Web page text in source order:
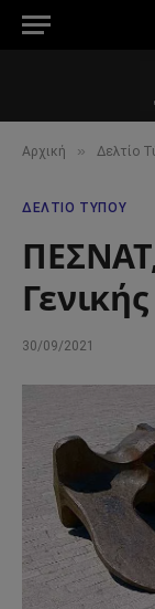
Αρχική » Δελτίο
ΔΕΛΤΊΟ ΤΎΠΟΥ
30/09/2021